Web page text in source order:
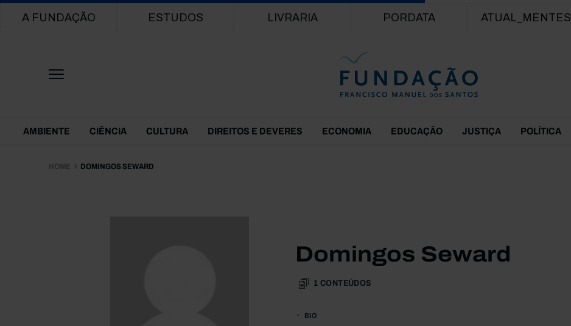
Main navigation
A FUNDAÇÃO ESTUDOS LIVRARIA PORDATA ATUAL_MENTES
Themes Menu
AMBIENTE CIÊNCIA CULTURA DIREITOS E DEVERES ECONOMIA EDUCAÇÃO JUSTIÇA POLÍTICA
HOME DOMINGOS SEWARD
Domingos Seward
1 CONTEÚDOS
BIO